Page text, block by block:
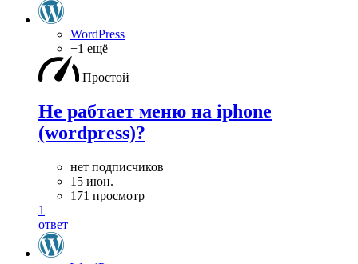
WordPress
+1 ещё
Простой
Не рабтает меню на iphone
(wordpress)?
нет подписчиков
15 июн.
171 просмотр
1
ответ